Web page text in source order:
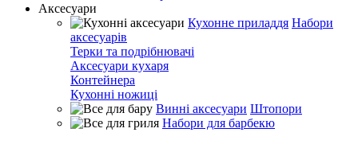
Аксесуари
Кухонне приладдя Набори
аксесуарів
Терки та подрібнювачі
Аксесуари кухаря
Контейнера
Кухонні ножиці
Винні аксесуари Штопори
Набори для барбекю